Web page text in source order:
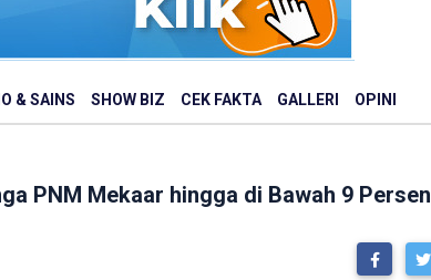
& SAINS SHOW BIZ CEK FAKTA GALLERI OPINI
PNM Mekaar hingga di Bawah 9 Persen